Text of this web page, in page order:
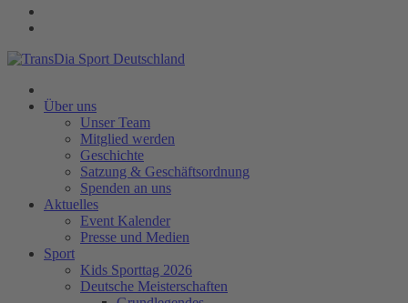
Über uns
Unser Team
Mitglied werden
Geschichte
Satzung & Geschäftsordnung
Spenden an uns
Aktuelles
Event Kalender
Presse und Medien
Sport
Kids Sporttag 2026
Deutsche Meisterschaften